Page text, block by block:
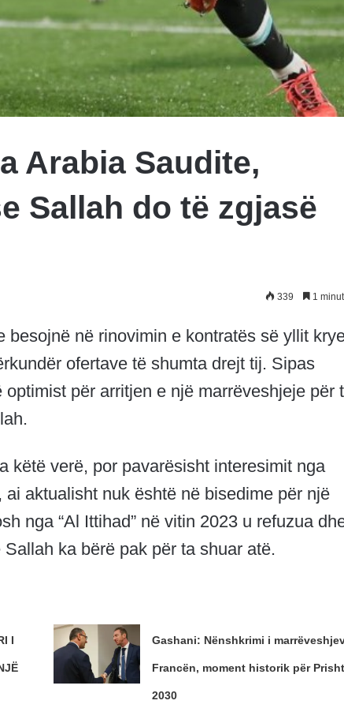
Arabia Saudite,
Sallah do të zgjasë
339 1
në rinovimin e kontratës së yllit
ofertave të shumta drejt tij. Sipas
për arritjen e një marrëveshjeje për
këtë verë, por pavarësisht interesimit nga
aktualisht nuk është në bisedime për një
nga “Al Ittihad” në vitin 2023 u refuzua
ka bërë pak për ta shuar atë.
I Gashani: Nënshkrimi i
Francën, moment historik për
2030